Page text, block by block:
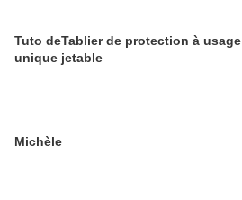
Tuto deTablier de protection à usage
unique jetable
Michèle